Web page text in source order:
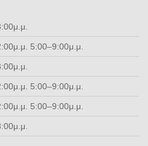
5:00–9:00μ.μ.
5:00–9:00μ.μ.
5:00–9:00μ.μ.